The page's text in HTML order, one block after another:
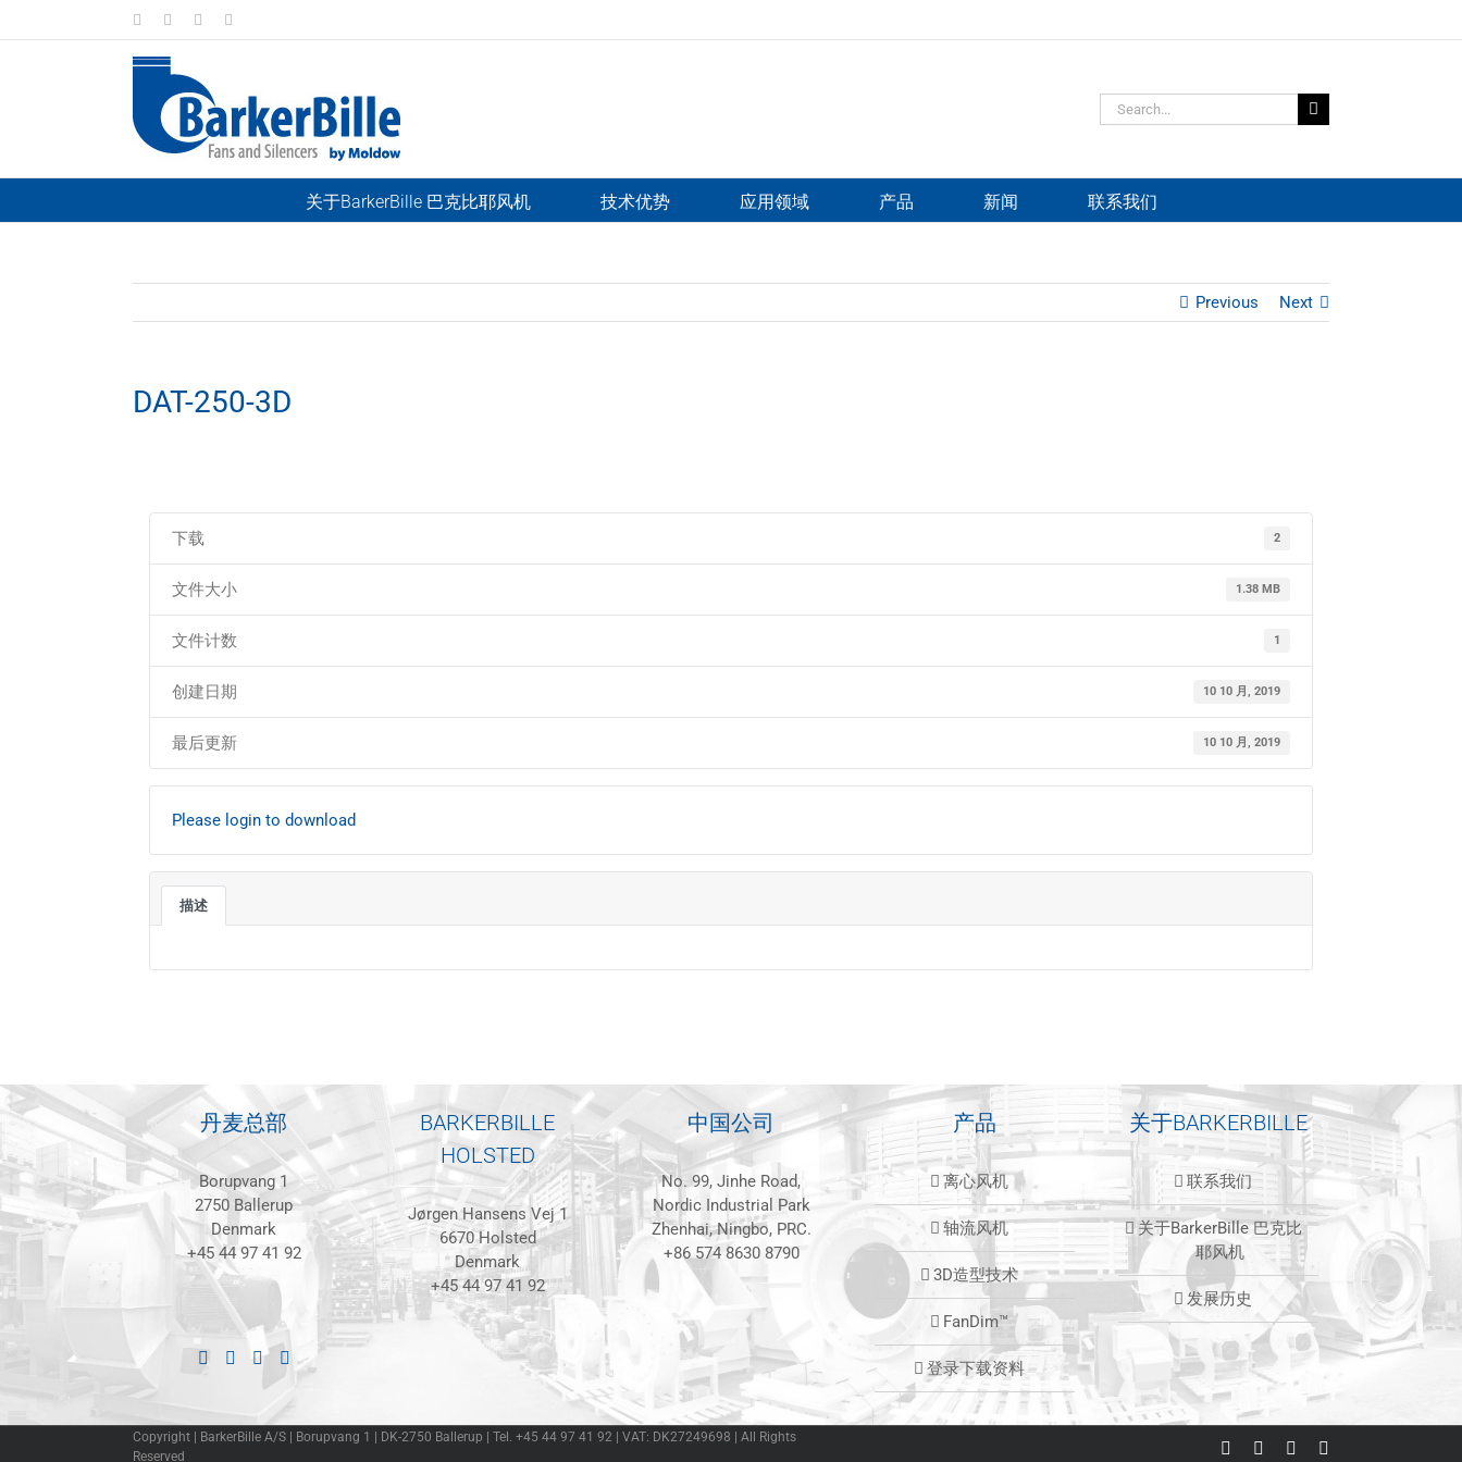
to
LinkedInFacebookInstagram
Search
for:
关于BarkerBille 巴克比耶风机 技术优势 应用领域 产品 新闻 联系我们
Previous Next
DAT-250-3D
下载 2
文件大小 1.38 MB
文件计数 1
创建日期 10 10 月, 2019
最后更新 10 10 月, 2019
Please login to download
描述
丹麦总部
Borupvang 1
2750 Ballerup
Denmark
+45 44 97 41 92
BARKERBILLE
HOLSTED
Jørgen Hansens Vej 1
6670 Holsted
Denmark
+45 44 97 41 92
中国公司
No. 99, Jinhe Road,
Nordic Industrial Park
Zhenhai, Ningbo, PRC.
+86 574 8630 8790
产品
离心风机
轴流风机
3D造型技术
FanDim™
登录下载资料
关于BARKERBILLE
联系我们
关于BarkerBille 巴克比
耶风机
发展历史
Copyright | BarkerBille A/S | Borupvang 1 | DK-2750 Ballerup | Tel. +45 44 97 41 92 | VAT: DK27249698 | All Rights
Reserved
LinkedInFacebookInstagram